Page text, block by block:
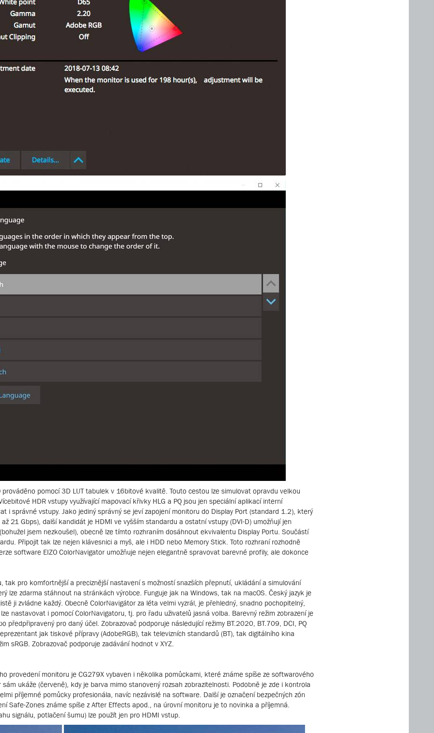
pomocí 3D LUT tabulek v 16bitové kvalitě. Touto cestou lze simulovat opravdu velkou
HDR vstupy využívající mapovací křivky HLG a PQ jsou jen speciální aplikací interní
i správné vstupy. Jako jediný správný se jeví zapojení monitoru do Display Port (standard 1.2), který
21 Gbps), další kandidát je HDMI ve vyšším standardu a ostatní vstupy (DVI-D) umožňují jen
jsem nezkoušel), obecně lze tímto rozhraním dosáhnout ekvivalentu Display Portu. Součástí
Připojit tak lze nejen klávesnici a myš, ale i HDD nebo Memory Stick. Toto rozhraní rozhodně
software EIZO ColorNavigator umožňuje nejen elegantně spravovat barevné profily, ale dokonce
tak pro komfortnější a preciznější nastavení s možností snazších přepnutí, ukládání a simulování
lze zdarma stáhnout na stránkách výrobce. Funguje jak na Windows, tak na macOS. Český jazyk je
ji zvládne každý. Obecně ColorNavigátor za léta velmi vyzrál, je přehledný, snadno pochopitelný,
nastavovat i pomocí ColorNavigatoru, tj. pro řadu uživatelů jasná volba. Barevný režim zobrazení je
předpřipravený pro daný účel. Zobrazovač podporuje následující režimy BT.2020, BT.709, DCI, PQ
jak tiskové přípravy (AdobeRGB), tak televizních standardů (BT), tak digitálního kina
sRGB. Zobrazovač podporuje zadávání hodnot v XYZ.
provedení monitoru je CG279X vybaven i několika pomůckami, které známe spíše ze softwarového
ukáže (červeně), kdy je barva mimo stanovený rozsah zobrazitelnosti. Podobně je zde i kontrola
příjemné pomůcky profesionála, navíc nezávislé na software. Další je označení bezpečných zón
Safe-Zones známe spíše z After Effects apod., na úrovní monitoru je to novinka a příjemná.
signálu, potlačení šumu) lze použít jen pro HDMI vstup.